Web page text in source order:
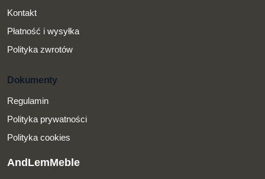
Kontakt
Płatność i wysyłka
Polityka zwrotów
Dokumenty
Regulamin
Polityka prywatności
Polityka cookies
AndLemMeble